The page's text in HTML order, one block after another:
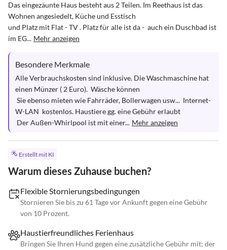
Das eingezäunte Haus besteht aus 2 Teilen. Im Reethaus ist das
Wohnen angesiedelt, Küche und Esstisch
und Platz mit Flat - TV . Platz für alle ist da -  auch ein Duschbad ist
im EG... Mehr anzeigen
Besondere Merkmale
Alle Verbrauchskosten sind inklusive. Die Waschmaschine hat
einen Münzer ( 2 Euro).  Wäsche können
W-LAN  kostenlos. Haustiere gg. eine Gebühr erlaubt
Der Außen-Whirlpool ist mit einer... Mehr anzeigen
Erstellt mit KI
Warum dieses Zuhause buchen?
Flexible Stornierungsbedingungen
Stornieren Sie bis zu 61 Tage vor Ankunft gegen eine Gebühr
von 10 Prozent.
Haustierfreundliches Ferienhaus
Bringen Sie Ihren Hund gegen eine zusätzliche Gebühr mit; der